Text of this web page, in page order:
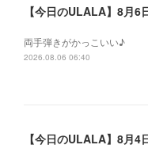
【今日のULALA】8月6
両手弾きがかっこいい♪
2026.08.06 06:40
【今日のULALA】8月4